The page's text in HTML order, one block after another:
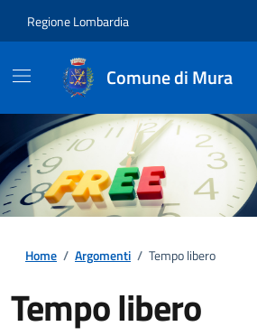
Regione Lombardia
Comune di Mura
Home / Argomenti / Tempo libero
Tempo libero